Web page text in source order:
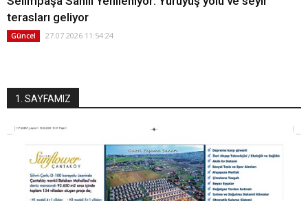
terasları geliyor
Güncel 27.07.2026 11:54:24
1. SAYFAMIZ